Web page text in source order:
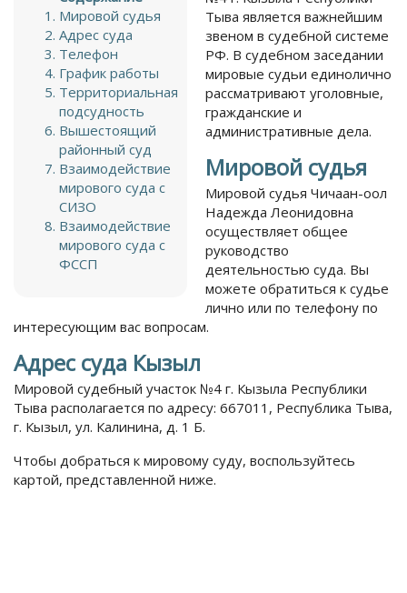
Мировой судья
Адрес суда
Телефон
График работы
Территориальная
подсудность
Вышестоящий
районный суд
Взаимодействие
мирового суда с
СИЗО
Взаимодействие
мирового суда с
ФССП
Тыва является важнейшим
звеном в судебной системе
РФ. В судебном заседании
мировые судьи единолично
рассматривают уголовные,
гражданские и
административные дела.
Мировой судья
Мировой судья Чичаан-оол
Надежда Леонидовна
осуществляет общее
руководство
деятельностью суда. Вы
можете обратиться к судье
лично или по телефону по
интересующим вас вопросам.
Адрес суда Кызыл
Мировой судебный участок №4 г. Кызыла Республики
Тыва располагается по адресу: 667011, Республика Тыва,
г. Кызыл, ул. Калинина, д. 1 Б.
Чтобы добраться к мировому суду, воспользуйтесь
картой, представленной ниже.